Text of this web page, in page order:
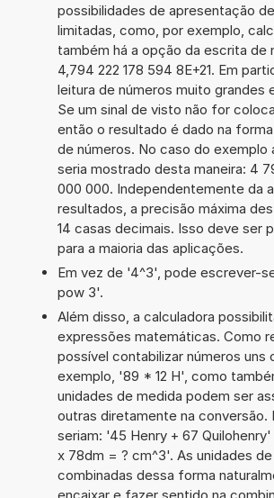
possibilidades de apresentação
limitadas, como, por exemplo,
também há a opção da escrita de
4,794 222 178 594 8E+21. Em
leitura de números muito grandes
Se um sinal de visto não for
então o resultado é dado na
de números. No caso do exemplo
seria mostrado desta maneira: 4
000 000. Independentemente da
resultados, a precisão máxima
14 casas decimais. Isso deve ser
para a maioria das aplicações.
Em vez de '4^3', pode escrever-
pow 3'.
Além disso, a calculadora
expressões matemáticas. Como
possível contabilizar números uns
exemplo, '89 * 12 H', como
unidades de medida podem ser
outras diretamente na conversão.
seriam: '45 Henry + 67
x 78dm = ? cm^3'. As unidades
combinadas dessa forma
encaixar e fazer sentido na